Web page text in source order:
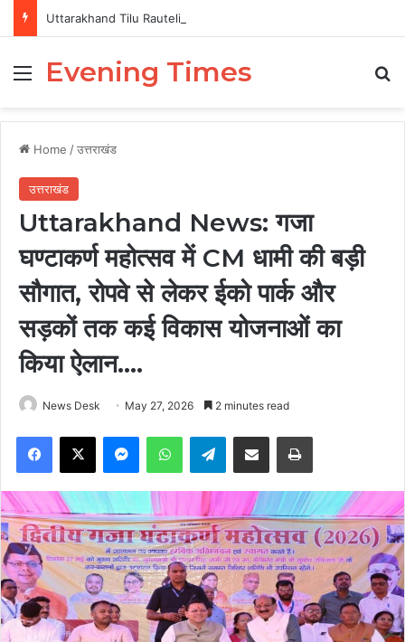
MenuEvening Times
Home /उत्तराखंड
उत्तराखंड
Uttarakhand News: गजा
घण्टाकर्ण महोत्सव में CM धामी की बड़ी
सौगात, रोपवे से लेकर ईको पार्क और
सड़कों तक कई विकास योजनाओं का
किया ऐलान….
News Desk May 27, 2026 2 minutes read
Facebook
X MessengerWhatsAppTelegramShare via Email Print